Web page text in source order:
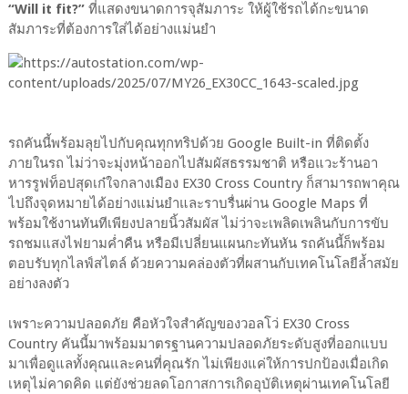
“Will it fit?”ที่แสดงขนาดการจุสัมภาระ ให้ผู้ใช้รถได้กะขนาด
สัมภาระที่ต้องการใส่ได้อย่างแม่นยำ
รถคันนี้พร้อมลุยไปกับคุณทุกทริปด้วย Google Built-in ที่ติดตั้ง
ภายในรถ ไม่ว่าจะมุ่งหน้าออกไปสัมผัสธรรมชาติ หรือแวะร้านอา
หารรูฟท็อปสุดเก๋ใจกลางเมือง EX30 Cross Country ก็สามารถพาคุณ
ไปถึงจุดหมายได้อย่างแม่นยำและราบรื่นผ่าน Google Maps ที่
พร้อมใช้งานทันทีเพียงปลายนิ้วสัมผัส ไม่ว่าจะเพลิดเพลินกับการขับ
รถชมแสงไฟยามค่ำคืน หรือมีเปลี่ยนแผนกะทันหัน รถคันนี้ก็พร้อม
ตอบรับทุกไลฟ์สไตล์ ด้วยความคล่องตัวที่ผสานกับเทคโนโลยีล้ำสมัย
อย่างลงตัว
เพราะความปลอดภัย คือหัวใจสำคัญของวอลโว่ EX30 Cross
Country คันนี้มาพร้อมมาตรฐานความปลอดภัยระดับสูงที่ออกแบบ
มาเพื่อดูแลทั้งคุณและคนที่คุณรัก ไม่เพียงแค่ให้การปกป้องเมื่อเกิด
เหตุไม่คาดคิด แต่ยังช่วยลดโอกาสการเกิดอุบัติเหตุผ่านเทคโนโลยี